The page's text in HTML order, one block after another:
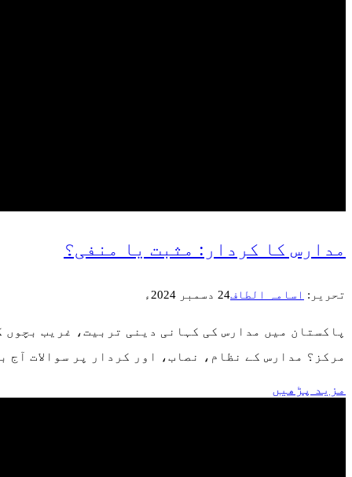
مدارس کا کردار: مثبت یا منفی؟
تحریر: اسامہ الطاف24 دسمبر 2024ء
پاکستان میں مدارس کی کہانی دینی تربیت، غریب
مرکز؟ مدارس کے نظام، نصاب، اور کردار پر سوالات
مزید پڑھیں